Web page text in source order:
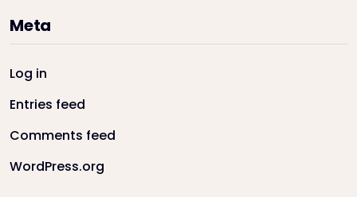
Meta
Log in
Entries feed
Comments feed
WordPress.org